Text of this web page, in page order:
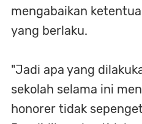
mengabaikan
yang berlaku.
"Jadi apa yang
sekolah selama ini
honorer tidak